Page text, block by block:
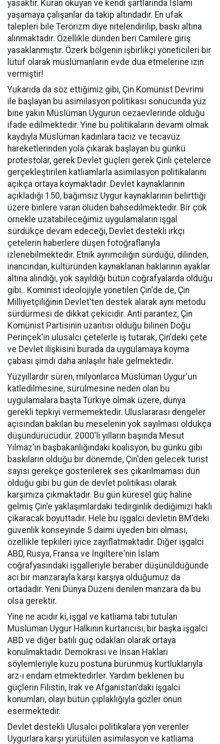
yasaktır. Kuran okuyan ve kendi şartlarında İslamı
yaşamaya çalışanlar da takip altındadır. En ufak
talepleri bile Terörizm diye nitelendirilip, baskı altına
alınmaktadır. Özellikle dünden beri Camilere giriş
yasaklanmıştır. Özerk bölgenin işbirlikçi yöneticileri bir
lütuf olarak müslümanların evde dua etmelerine izin
vermiştir!
Yukarıda da söz ettiğimiz gibi, Çin Komünist Devrimi
ile başlayan bu asimilasyon politikası sonucunda yüz
bine yakın Müslüman Uygurun cezaevlerinde olduğu
ifade edilmektedir. Yine bu politikaların devamı olmak
kaydıyla Müslüman kadınlara taciz ve tecavüz
hareketlerinden yola çıkarak başlayan bu günkü
protestolar, gerek Devlet güçleri gerek Çinli çetelerce
gerçekleştirilen katliamlarla asimilasyon politikalarını
açıkça ortaya koymaktadır. Devlet kaynaklarının
açıkladığı 150, bağımsız Uygur kaynaklarının belirttiği
üzere binlere varan ölüden bahsedilmektedir. Bir çok
örnekle uzatabileceğimiz uygulamaların işgal
sürdükçe devam edeceği, Devlet destekli ırkçı
çetelerin haberlere düşen fotoğraflarıyla
izlenebilmektedir. Etnik ayrımcılığın sürdüğü, dilinden,
inancından, kültüründen kaynaklanan haklarının ayaklar
altına alındığı, yok sayıldığı bütün coğrafyalarda olduğu
gibi.. Kominist ideolojiyle yönetilen Çin'de de, Çin
Milliyetçiliğinin Devlet'ten destek alarak aynı metodu
sürdürmesi de dikkat çekicidir. Anti parantez, Çin
Komünist Partisinin uzantısı olduğu bilinen Doğu
Perinçek'in ulusalcı çetelerle iş tutarak, Çin'deki çete
ve Devlet ilişkisini burada da uygulamaya koyma
çabası şimdi daha anlaşılır hale gelmektedir.
Yüzyıllardır süren, milyonlarca Müslüman Uygur'un
katledilmesine, sürülmesine neden olan bu
uygulamalara başta Türkiye olmak üzere, dünya
gerekli tepkiyi vermemektedir. Uluslararası dengeler
açısından bakılan bu meselenin yok sayılması oldukça
düşündürücüdür. 2000'li yılların başında Mesut
Yılmaz'ın başbakanlığındaki koalisyon, bu günkü gibi
baskıların olduğu bir dönemde, Çin'den gelecek turist
sayısı gerekçe gösterilerek ses çıkarılmaması dün
olduğu gibi bu gün de devlet politikası olarak
karşımıza çıkmaktadır. Bu gün küresel güç haline
gelmiş Çin'e yaklaşımlardaki tedirginlik dediğimizi haklı
çıkaracak boyuttadır. Hele bu işgalci devletin BM'deki
güvenlik konseyinde 5 daimi üyeden biri olması,
özellikle tepkileri iyice zayıflatmaktadır. Diğer işgalci
ABD, Rusya, Fransa ve İngiltere'nin İslam
coğrafyasındaki işgalleriyle beraber düşünüldüğünde
acı bir manzarayla karşı karşıya olduğumuz da
ortadadır. Yeni Dünya Düzeni denilen manzara da bu
olsa gerektir.
Yine ne acıdır ki, işgal ve katliama tabi tutulan
Müslüman Uygur Halkının kurtarıcısı, bir başka işgalci
ABD ve diğer batılı güç odakları olarak ortaya
konulmaktadır. Demokrasi ve İnsan Hakları
söylemleriyle kuzu postuna bürünmüş kurtluklarıyla
arz-ı endam etmektedirler. Yardım beklenen bu
güçlerin Filistin, Irak ve Afganistan'daki işgalci
konumları, olayı bütün çıplaklığıyla gözler önün
esermektedir.
Devlet destekli Ulusalcı politikalara yön verenler
Uygurlara karşı yürütülen asimilasyon ve katliama